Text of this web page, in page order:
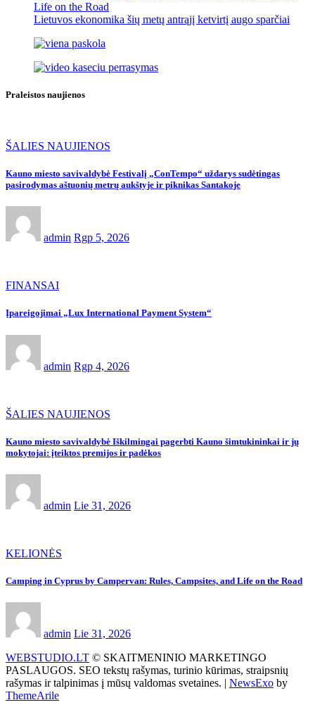
Life on the Road
Lietuvos ekonomika šių metų antrąjį ketvirtį augo sparčiai
Praleistos naujienos
ŠALIES NAUJIENOS
Kauno miesto savivaldybė Festivalį „ConTempo“ uždarys sudėtingas
pasirodymas aštuonių metrų aukštyje ir piknikas Santakoje
admin Rgp 5, 2026
FINANSAI
Įpareigojimai „Lux International Payment System“
admin Rgp 4, 2026
ŠALIES NAUJIENOS
Kauno miesto savivaldybė Iškilmingai pagerbti Kauno šimtukininkai ir jų
mokytojai: įteiktos premijos ir padėkos
admin Lie 31, 2026
KELIONĖS
Camping in Cyprus by Campervan: Rules, Campsites, and Life on the Road
admin Lie 31, 2026
WEBSTUDIO.LT © SKAITMENINIO MARKETINGO
PASLAUGOS. SEO tekstų rašymas, turinio kūrimas, straipsnių
rašymas ir talpinimas į mūsų valdomas svetaines. | NewsExo by
ThemeArile